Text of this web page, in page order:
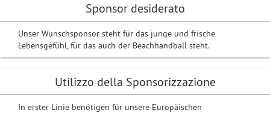
Sponsor desiderato
Unser Wunschsponsor steht für das junge und frische
Lebensgefühl, für das auch der Beachhandball steht.
Utilizzo della Sponsorizzazione
In erster Linie benötigen für unsere Europäischen